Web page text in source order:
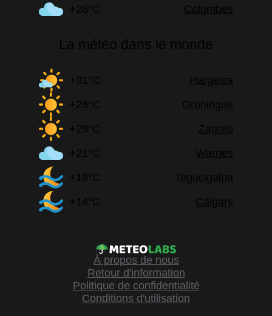
+26°C
Colombes
La météo dans le monde
+31°C
Hargeisa
+26°C
Groningue
+29°C
Zagreb
+21°C
Warnes
+19°C
Tegucigalpa
+14°C
Calgary
À propos de nous
Retour d'information
Politique de confidentialité
Conditions d'utilisation